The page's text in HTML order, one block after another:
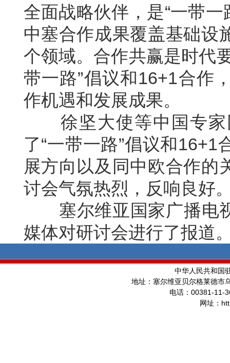
全面战略伙伴，是“一带
中塞合作成果覆盖基础设
个领域。合作共赢是时代
带一路”倡议和16+1合作
作机遇和发展成果。
徐坚大使等中国专家
了“一带一路”倡议和
展方向以及同中欧合作的
讨会气氛热烈，反响良好
塞尔维亚国家广播电
媒体对研讨会进行了报道
中华人民共和国
地址：塞尔维亚贝尔格莱德市
电话： 00381-11-
网址：